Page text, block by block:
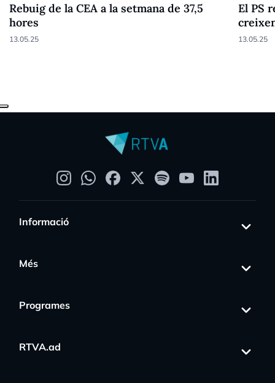
Rebuig de la CEA a la setmana de 37,5
hores
13.05.25
El PS
13.05.25
Informació
Més
Programes
RTVA.ad